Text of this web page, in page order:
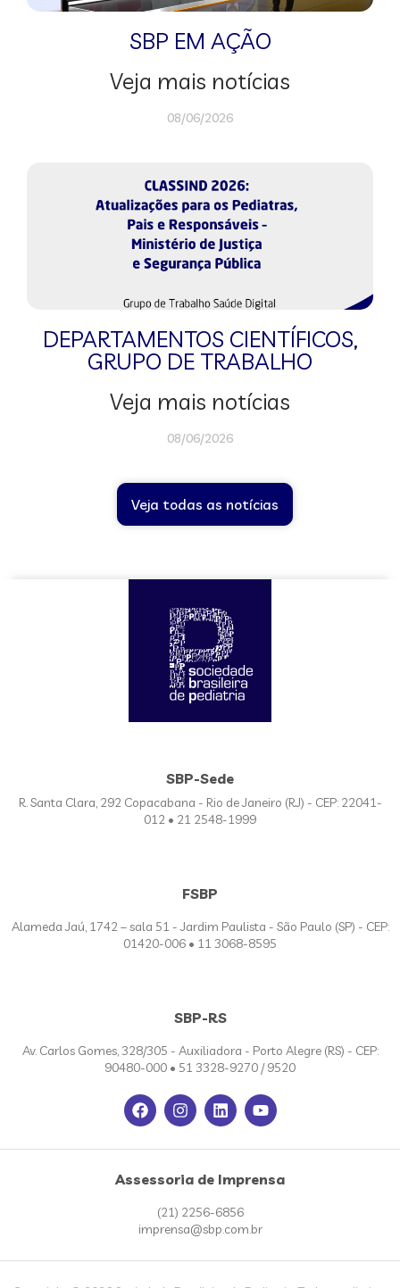
SBP EM AÇÃO
Veja mais notícias
08/06/2026
DEPARTAMENTOS CIENTÍFICOS,
GRUPO DE TRABALHO
Veja mais notícias
08/06/2026
Veja todas as notícias
SBP-Sede
R. Santa Clara, 292 Copacabana - Rio de Janeiro (RJ) - CEP: 22041-
012 • 21 2548-1999
FSBP
Alameda Jaú, 1742 – sala 51 - Jardim Paulista - São Paulo (SP) - CEP:
01420-006 • 11 3068-8595
SBP-RS
Av. Carlos Gomes, 328/305 - Auxiliadora - Porto Alegre (RS) - CEP:
90480-000 • 51 3328-9270 / 9520
Assessoria de Imprensa
(21) 2256-6856
imprensa@sbp.com.br